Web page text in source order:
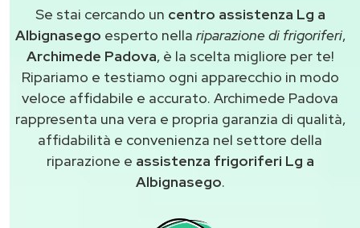
Se stai cercando un centro assistenza Lg a
Albignasego esperto nella riparazione di frigoriferi,
Archimede Padova, è la scelta migliore per te!
Ripariamo e testiamo ogni apparecchio in modo
veloce affidabile e accurato. Archimede Padova
rappresenta una vera e propria garanzia di qualità,
affidabilità e convenienza nel settore della
riparazione e assistenza frigoriferi Lg a
Albignasego.